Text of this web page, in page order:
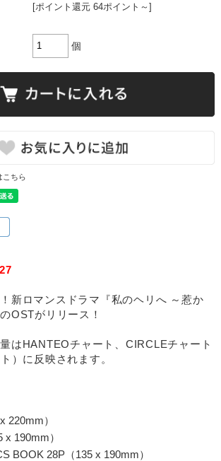
[ポイント還元 64ポイント～]
個
こちら
新ロマンスドラマ『私のヘリへ ～惹か
OSTがリリース！
はHANTEOチャート、CIRCLEチャート
）に反映されます。
220mm）
x 190mm）
BOOK 28P（135 x 190mm）